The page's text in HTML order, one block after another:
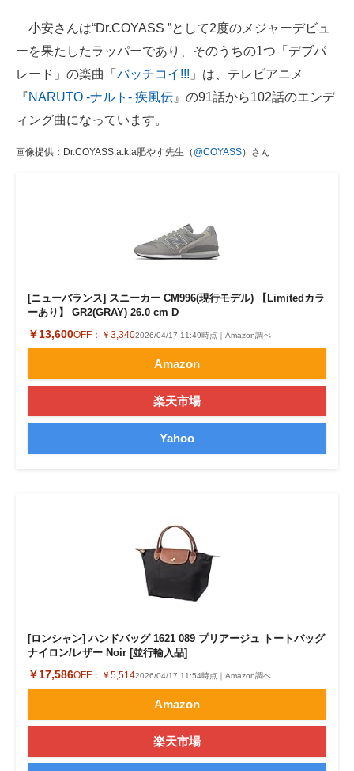
小安さんは“Dr.COYASS ”として2度のメジャーデビュ
ーを果たしたラッパーであり、そのうちの1つ「デブパ
レード」の楽曲「 バッチコイ!!! 」は、テレビアニメ
『NARUTO -ナルト- 疾風伝 』の91話から102話のエンデ
ィング曲になっています。
画像提供：Dr.COYASS.a.k.a肥やす先生（ @COYASS）さん
[ニューバランス] スニーカー CM996(現行モデル) 【Limitedカラ
ーあり】 GR2(GRAY) 26.0 cm D
￥13,600OFF： ￥3,3402026/04/17 11:49時点｜Amazon調べ
Amazon
楽天市場
Yahoo
[ロンシャン] ハンドバッグ 1621 089 プリアージュ トートバッグ
ナイロン/レザー Noir [並行輸入品]
￥17,586OFF： ￥5,5142026/04/17 11:54時点｜Amazon調べ
Amazon
楽天市場